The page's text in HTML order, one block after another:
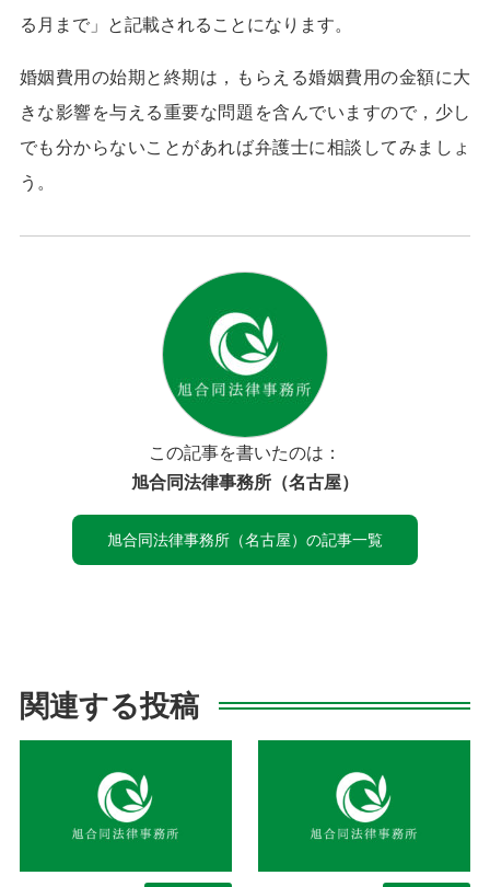
る月まで」と記載されることになります。
婚姻費用の始期と終期は，もらえる婚姻費用の金額に大
きな影響を与える重要な問題を含んでいますので，少し
でも分からないことがあれば弁護士に相談してみましょ
う。
この記事を書いたのは：
旭合同法律事務所（名古屋）
旭合同法律事務所（名古屋）の記事一覧
関連する投稿